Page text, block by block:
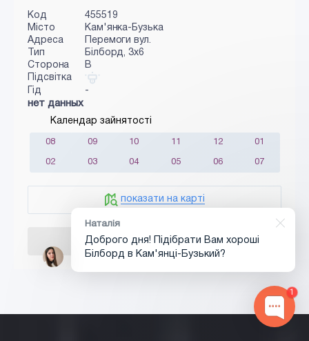
Код
455519
Місто
Кам'янка-Бузька
Адреса
Перемоги вул.
Тип
Білборд, 3x6
Сторона
B
Підсвітка
Гід
-
нет данных
Календар зайнятості
08 09 10 11 12 01
02 03 04 05 06 07
показати на карті
Неактивно
1
Наталія
Доброго дня! Підібрати Вам хороші
Білборд в Кам'янці-Бузький?